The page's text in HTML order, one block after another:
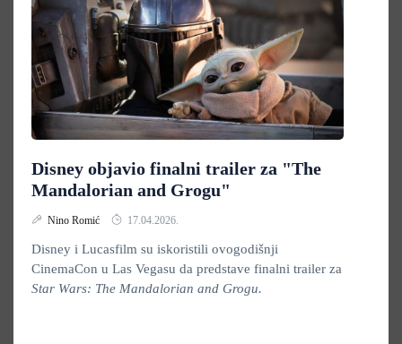
Disney objavio finalni trailer za "The
Mandalorian and Grogu"
Nino Romić 17.04.2026.
Disney i Lucasfilm su iskoristili ovogodišnji
CinemaCon u Las Vegasu da predstave finalni trailer za
Star Wars: The Mandalorian and Grogu.